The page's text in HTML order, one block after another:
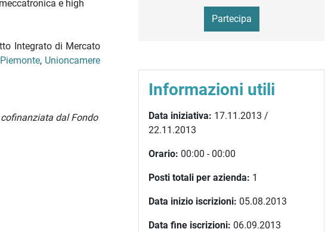
e high
Integrato di Mercato
, Unioncamere
dal Fondo
Partecipa
Informazioni utili
Data iniziativa: 17.11.2013 /
22.11.2013
Orario: 00:00 - 00:00
Posti totali per azienda: 1
Data inizio iscrizioni: 05.08.2013
Data fine iscrizioni: 06.09.2013